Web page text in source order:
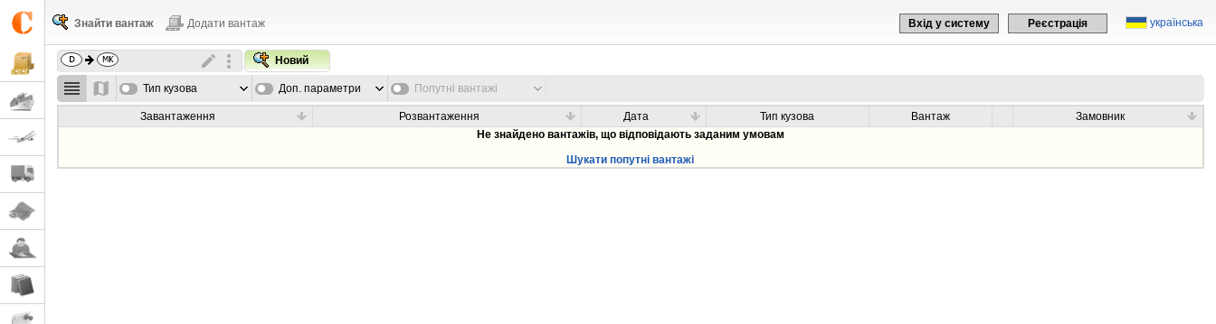
українська
Вхід у систему Реєстрація
Знайти вантаж Додати вантаж
Новий
Тип кузова Доп. параметри Попутні вантажі
Завантаження Розвантаження Дата Тип кузова Вантаж
Замовник
Не знайдено вантажів, що відповідають заданим умовам
Шукати попутні вантажі